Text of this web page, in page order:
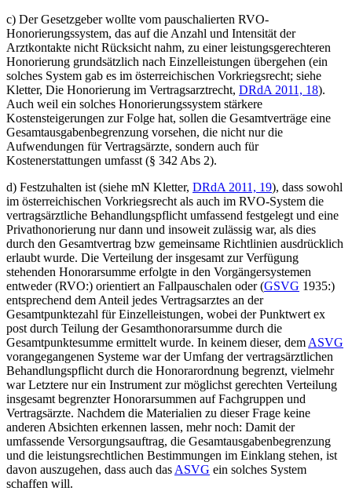
c) Der Gesetzgeber wollte vom pauschalierten RVO-
Honorierungssystem, das auf die Anzahl und Intensität der
Arztkontakte nicht Rücksicht nahm, zu einer leistungsgerechteren
Honorierung grundsätzlich nach Einzelleistungen übergehen (ein
solches System gab es im österreichischen Vorkriegsrecht; siehe
Kletter, Die Honorierung im Vertragsarztrecht, DRdA 2011, 18).
Auch weil ein solches Honorierungssystem stärkere
Kostensteigerungen zur Folge hat, sollen die Gesamtverträge eine
Gesamtausgabenbegrenzung vorsehen, die nicht nur die
Aufwendungen für Vertragsärzte, sondern auch für
Kostenerstattungen umfasst (§ 342 Abs 2).
d) Festzuhalten ist (siehe mN Kletter, DRdA 2011, 19), dass sowohl
im österreichischen Vorkriegsrecht als auch im RVO-System die
vertragsärztliche Behandlungspflicht umfassend festgelegt und eine
Privathonorierung nur dann und insoweit zulässig war, als dies
durch den Gesamtvertrag bzw gemeinsame Richtlinien ausdrücklich
erlaubt wurde. Die Verteilung der insgesamt zur Verfügung
stehenden Honorarsumme erfolgte in den Vorgängersystemen
entweder (RVO:) orientiert an Fallpauschalen oder (GSVG 1935:)
entsprechend dem Anteil jedes Vertragsarztes an der
Gesamtpunktezahl für Einzelleistungen, wobei der Punktwert ex
post durch Teilung der Gesamthonorarsumme durch die
Gesamtpunktesumme ermittelt wurde. In keinem dieser, dem ASVG
vorangegangenen Systeme war der Umfang der vertragsärztlichen
Behandlungspflicht durch die Honorarordnung begrenzt, vielmehr
war Letztere nur ein Instrument zur möglichst gerechten Verteilung
insgesamt begrenzter Honorarsummen auf Fachgruppen und
Vertragsärzte. Nachdem die Materialien zu dieser Frage keine
anderen Absichten erkennen lassen, mehr noch: Damit der
umfassende Versorgungsauftrag, die Gesamtausgabenbegrenzung
und die leistungsrechtlichen Bestimmungen im Einklang stehen, ist
davon auszugehen, dass auch das ASVG ein solches System
schaffen will.